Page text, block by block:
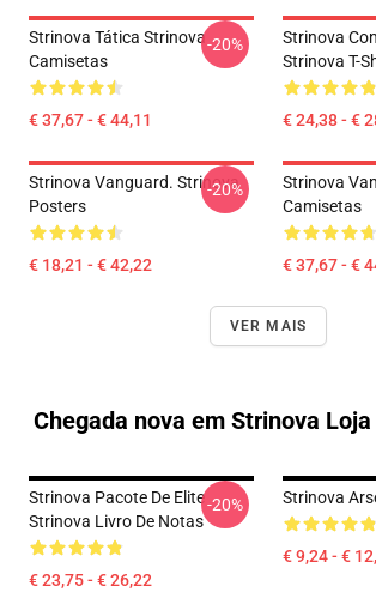
Strinova Tática Strinova
Camisetas
€ 37,67 - € 44,11
-20%
Strinova
Strinova T-
€ 24,38 - €
Strinova Vanguard. Strinova
Posters
€ 18,21 - € 42,22
-20%
Strinova
Camisetas
€ 37,67 - €
VER MAIS
Chegada nova em Strinova
Strinova Pacote De Elite
Strinova Livro De Notas
€ 23,75 - € 26,22
-20% Strinova
€ 9,24 - €